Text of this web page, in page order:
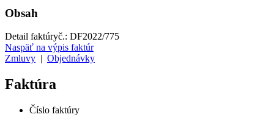
Obsah
Detail faktúryč.: DF2022/775
Naspäť na výpis faktúr
Zmluvy
Objednávky
Faktúra
Číslo faktúry